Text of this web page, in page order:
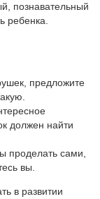
познавательный
ребенка.
предложите
должен найти
проделать сами,
вы.
в развитии